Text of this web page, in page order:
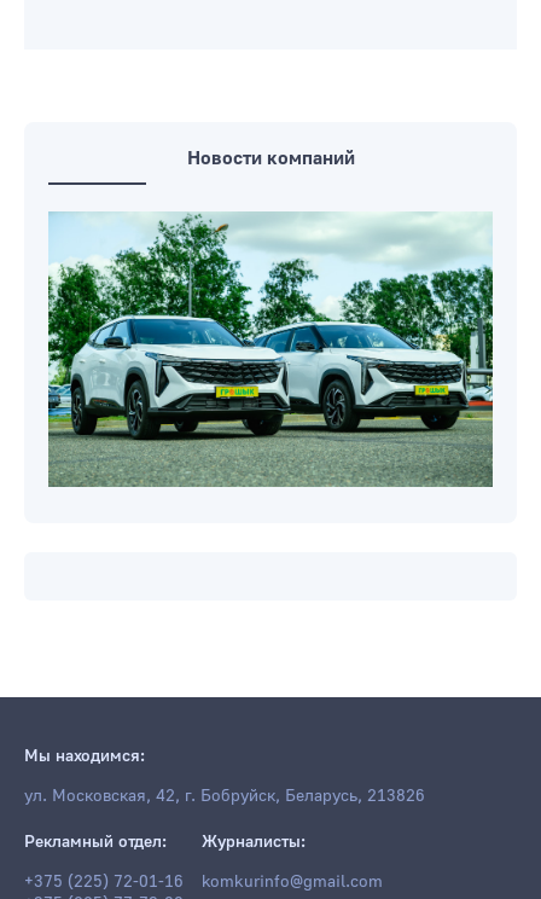
Новости компаний
Мы находимся:
ул. Московская, 42, г. Бобруйск, Беларусь, 213826
Рекламный отдел:
+375 (225) 72-01-16
Журналисты:
komkurinfo@gmail.com